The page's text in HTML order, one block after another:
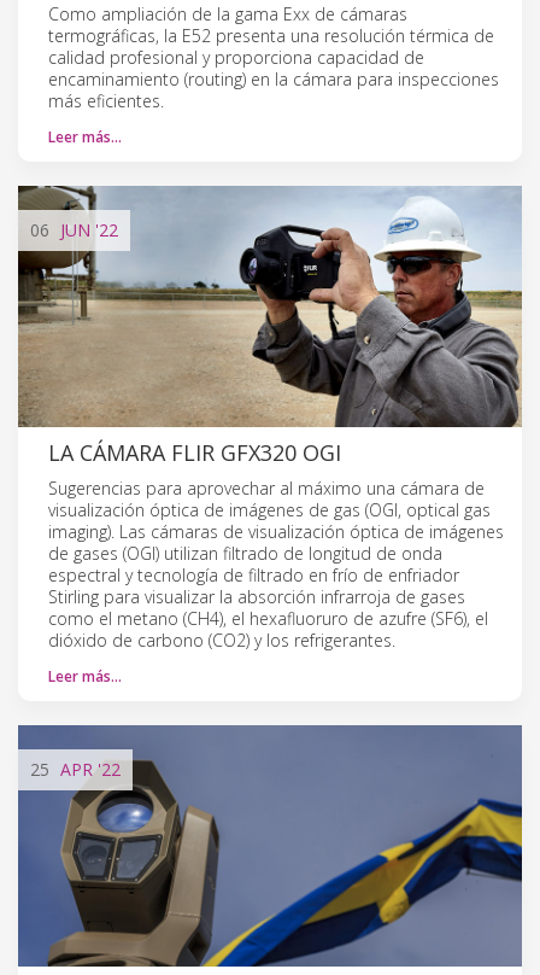
Como ampliación de la gama Exx de cámaras
termográficas, la E52 presenta una resolución térmica de
calidad profesional y proporciona capacidad de
encaminamiento (routing) en la cámara para inspecciones
más eficientes.
Leer más…
06 JUN '22
LA CÁMARA FLIR GFX320 OGI
Sugerencias para aprovechar al máximo una cámara de
visualización óptica de imágenes de gas (OGI, optical gas
imaging). Las cámaras de visualización óptica de imágenes
de gases (OGI) utilizan filtrado de longitud de onda
espectral y tecnología de filtrado en frío de enfriador
Stirling para visualizar la absorción infrarroja de gases
como el metano (CH4), el hexafluoruro de azufre (SF6), el
dióxido de carbono (CO2) y los refrigerantes.
Leer más…
25 APR '22